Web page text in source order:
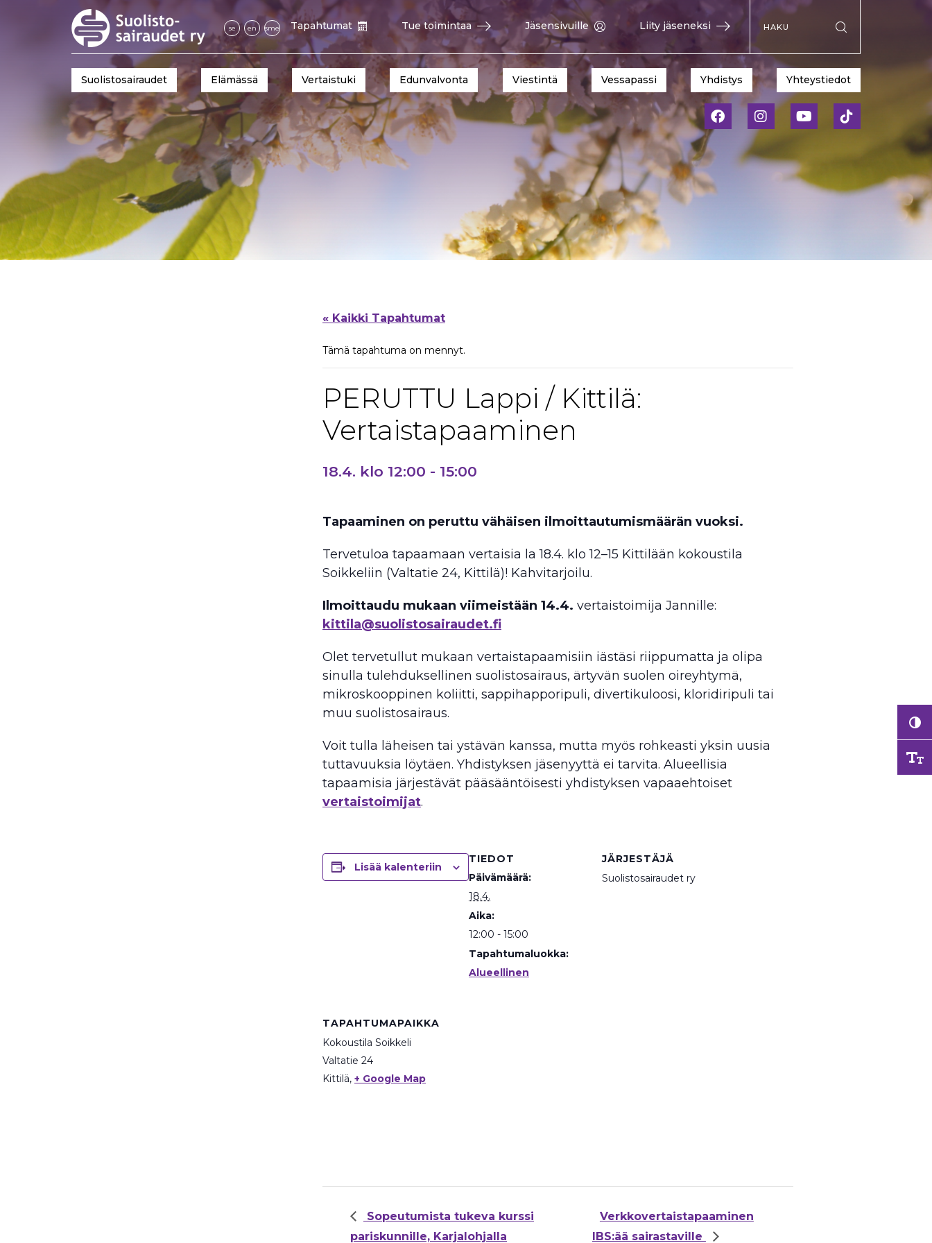
se en sme Tapahtumat Tue toimintaa Jäsensivuille Liity jäseneksi
Hae sivustolta
Suolistosairaudet Elämässä Vertaistuki Edunvalvonta Viestintä Vessapassi Yhdistys Yhteystiedot
« Kaikki Tapahtumat
Tämä tapahtuma on mennyt.
PERUTTU Lappi / Kittilä:
Vertaistapaaminen
18.4. klo 12:00 - 15:00
Tapaaminen on peruttu vähäisen ilmoittautumismäärän vuoksi.
Tervetuloa tapaamaan vertaisia la 18.4. klo 12–15 Kittilään kokoustila
Soikkeliin (Valtatie 24, Kittilä)! Kahvitarjoilu.
Ilmoittaudu mukaan viimeistään 14.4. vertaistoimija Jannille:
kittila@suolistosairaudet.fi
Olet tervetullut mukaan vertaistapaamisiin iästäsi riippumatta ja olipa
sinulla tulehduksellinen suolistosairaus, ärtyvän suolen oireyhtymä,
mikroskooppinen koliitti, sappihapporipuli, divertikuloosi, kloridiripuli tai
muu suolistosairaus.
Voit tulla läheisen tai ystävän kanssa, mutta myös rohkeasti yksin uusia
tuttavuuksia löytäen. Yhdistyksen jäsenyyttä ei tarvita. Alueellisia
tapaamisia järjestävät pääsääntöisesti yhdistyksen vapaaehtoiset
vertaistoimijat.
Lisää kalenteriin
TIEDOT
Päivämäärä:
18.4.
Aika:
12:00 - 15:00
Tapahtumaluokka:
Alueellinen
JÄRJESTÄJÄ
Suolistosairaudet ry
TAPAHTUMAPAIKKA
Kokoustila Soikkeli
Valtatie 24
Kittilä, + Google Map
Sopeutumista tukeva kurssi
pariskunnille, Karjalohjalla
Verkkovertaistapaaminen
IBS:ää sairastaville